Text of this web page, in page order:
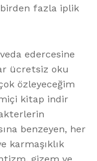
fazla iplik
edercesine
ücretsiz oku
özleyeceğim
kitap indir
benzeyen, her
karmaşıklık